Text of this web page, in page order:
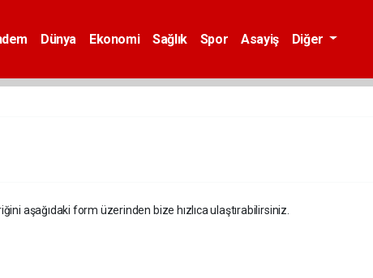
Dünya Ekonomi Sağlık Spor Asayiş Diğer
aşağıdaki form üzerinden bize hızlıca ulaştırabilirsiniz.